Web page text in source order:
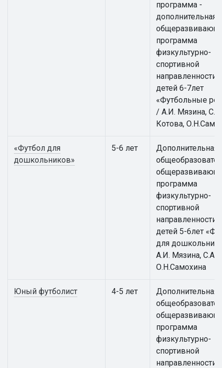
программа -
дополнительная
программа
физкультурно-
спортивной
направленности
детей 6-7лет
«Футбольные
/ А.И. Мязина, С.А.
Котова,
«Футбол для
дошкольников»
5-6 лет
Дополнительная
программа
физкультурно-
спортивной
направленности
детей 5-6лет
для
А.И. Мязина, С.А.
О.Н.Самохина
Юный футболист 4-5 лет
Дополнительная
программа
физкультурно-
спортивной
направленности